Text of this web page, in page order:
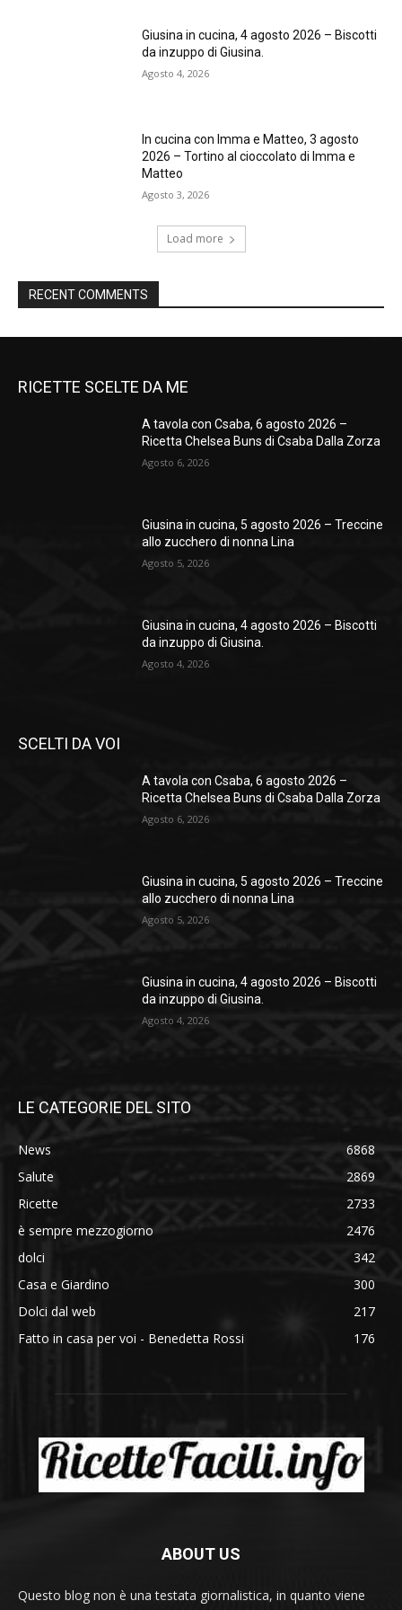
Giusina in cucina, 4 agosto 2026 – Biscotti
da inzuppo di Giusina.
Agosto 4, 2026
In cucina con Imma e Matteo, 3 agosto
2026 – Tortino al cioccolato di Imma e
Matteo
Agosto 3, 2026
Load more
RECENT COMMENTS
RICETTE SCELTE DA ME
A tavola con Csaba, 6 agosto 2026 –
Ricetta Chelsea Buns di Csaba Dalla Zorza
Agosto 6, 2026
Giusina in cucina, 5 agosto 2026 – Treccine
allo zucchero di nonna Lina
Agosto 5, 2026
Giusina in cucina, 4 agosto 2026 – Biscotti
da inzuppo di Giusina.
Agosto 4, 2026
SCELTI DA VOI
A tavola con Csaba, 6 agosto 2026 –
Ricetta Chelsea Buns di Csaba Dalla Zorza
Agosto 6, 2026
Giusina in cucina, 5 agosto 2026 – Treccine
allo zucchero di nonna Lina
Agosto 5, 2026
Giusina in cucina, 4 agosto 2026 – Biscotti
da inzuppo di Giusina.
Agosto 4, 2026
LE CATEGORIE DEL SITO
News
6868
Salute
2869
Ricette
2733
è sempre mezzogiorno
2476
dolci
342
Casa e Giardino
300
Dolci dal web
217
Fatto in casa per voi - Benedetta Rossi
176
ABOUT US
Questo blog non è una testata giornalistica, in quanto viene